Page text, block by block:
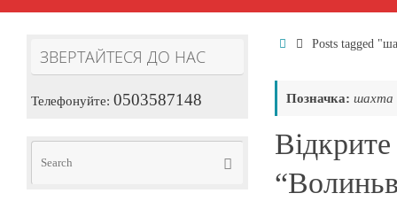
HomePosts tagged
Позначка: шахта
ЗВЕРТАЙТЕСЯ ДО НАС
Телефонуйте: 0503587148
Search
Search